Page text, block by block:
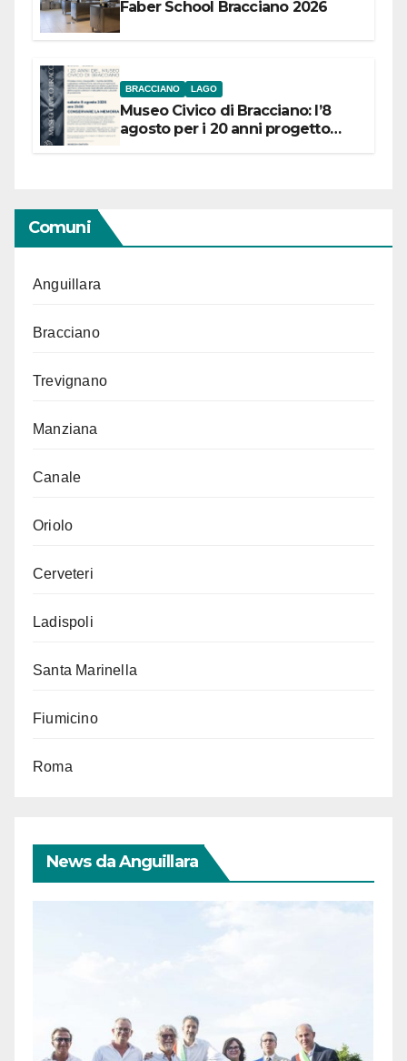
Faber School Bracciano 2026
BRACCIANO LAGO
Museo Civico di Bracciano: l’8
agosto per i 20 anni progetto
Comuni
Anguillara
Bracciano
Trevignano
Manziana
Canale
Oriolo
Cerveteri
Ladispoli
Santa Marinella
Fiumicino
Roma
News da Anguillara